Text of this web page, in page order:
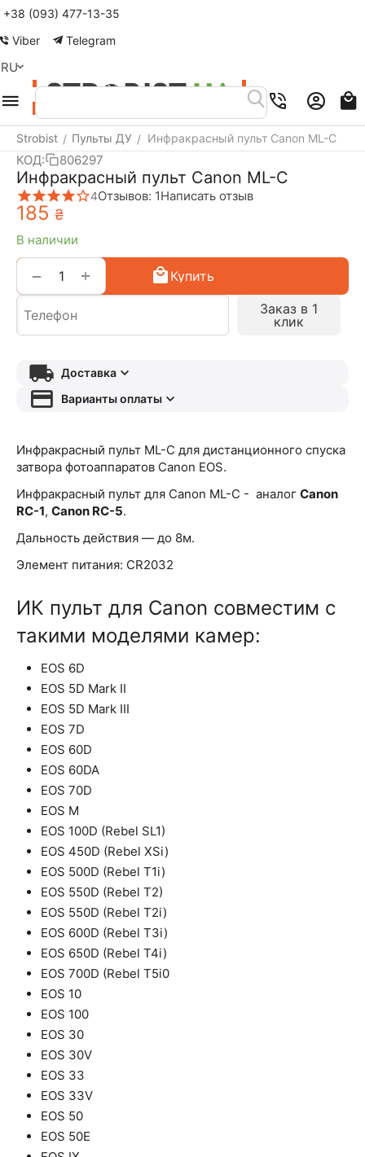
+38 (093) 477-13-35
Viber
Telegram
RU
Strobist / Пульты ДУ / Инфракрасный пульт Canon ML-C
КОД: 806297
Инфракрасный пульт Canon ML-C
4Отзывов: 1Написать отзыв
‍185‍ ₴
В наличии
+
−
Купить
Заказ в 1
клик
Доставка
Варианты оплаты
Инфракрасный пульт ML-C для дистанционного спуска
затвора фотоаппаратов Canon EOS.
Инфракрасный пульт для Canon ML-C - аналог Canon
RC-1, Canon RC-5.
Дальность действия — до 8м.
Элемент питания: CR2032
ИК пульт для Canon cовместим с
такими моделями камер:
EOS 6D
EOS 5D Mark II
EOS 5D Mark III
EOS 7D
EOS 60D
EOS 60DA
EOS 70D
EOS M
EOS 100D (Rebel SL1)
EOS 450D (Rebel XSi)
EOS 500D (Rebel T1i)
EOS 550D (Rebel T2)
EOS 550D (Rebel T2i)
EOS 600D (Rebel T3i)
EOS 650D (Rebel T4i)
EOS 700D (Rebel T5i0
EOS 10
EOS 100
EOS 30
EOS 30V
EOS 33
EOS 33V
EOS 50
EOS 50E
Меню